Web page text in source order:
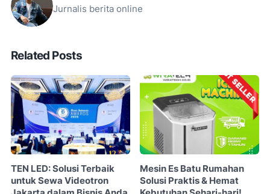
Jurnalis berita online
Related Posts
TEN LED: Solusi Terbaik
untuk Sewa Videotron
Mesin Es Batu Rumahan
Solusi Praktis & Hemat